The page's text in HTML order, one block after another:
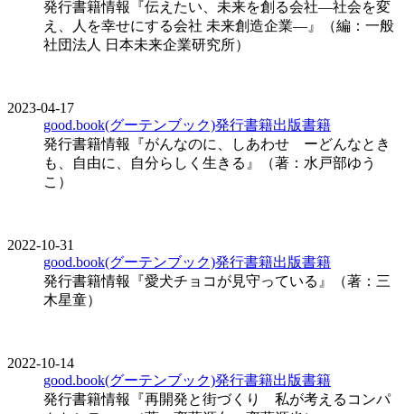
発行書籍情報『伝えたい、未来を創る会社―社会を変
え、人を幸せにする会社 未来創造企業―』（編：一般
社団法人 日本未来企業研究所）
2023-04-17
good.book(グーテンブック)発行書籍出版書籍
発行書籍情報『がんなのに、しあわせ ーどんなとき
も、自由に、自分らしく生きる』（著：水戸部ゆう
こ）
2022-10-31
good.book(グーテンブック)発行書籍出版書籍
発行書籍情報『愛犬チョコが見守っている』（著：三
木星童）
2022-10-14
good.book(グーテンブック)発行書籍出版書籍
発行書籍情報『再開発と街づくり 私が考えるコンパ